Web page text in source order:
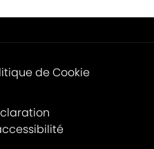
de Cookie